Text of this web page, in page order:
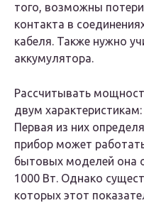
того, возможны
контакта в
кабеля. Также нужно
аккумулятора.
Рассчитывать
двум
Первая из них
прибор может
бытовых моделей она
1000 Вт. Однако
которых этот